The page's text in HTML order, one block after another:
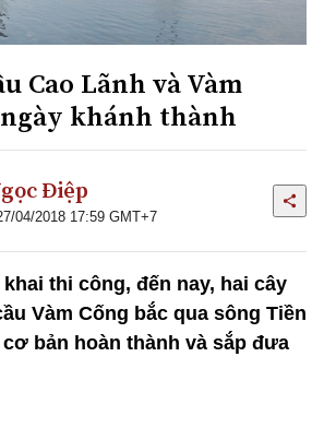
Cao Lãnh và Vàm
khánh thành
Điệp
04/2018 17:59 GMT+7
thi công, đến nay, hai cây
Vàm Cống bắc qua sông Tiền
bản hoàn thành và sắp đưa